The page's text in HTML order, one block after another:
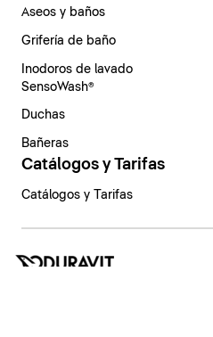
Aseos y baños
Grifería de baño
Inodoros de lavado
SensoWash®
Duchas
Bañeras
Catálogos y Tarifas
Catálogos y Tarifas